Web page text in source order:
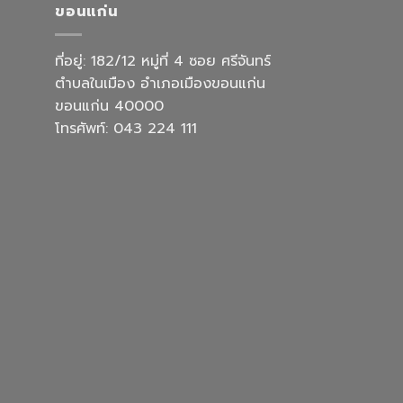
ขอนแก่น
ที่อยู่: 182/12 หมู่ที่ 4 ซอย ศรีจันทร์
ตำบลในเมือง อำเภอเมืองขอนแก่น
ขอนแก่น 40000
โทรศัพท์: 043 224 111